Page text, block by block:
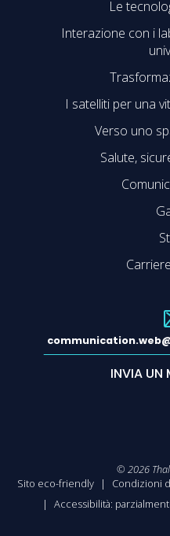
Le
Interazione con i
I satelliti per una
Verso uno
Salute,
INVIA UN
© 2026
Sito eco-friendly
Condizioni
Accessibilità: